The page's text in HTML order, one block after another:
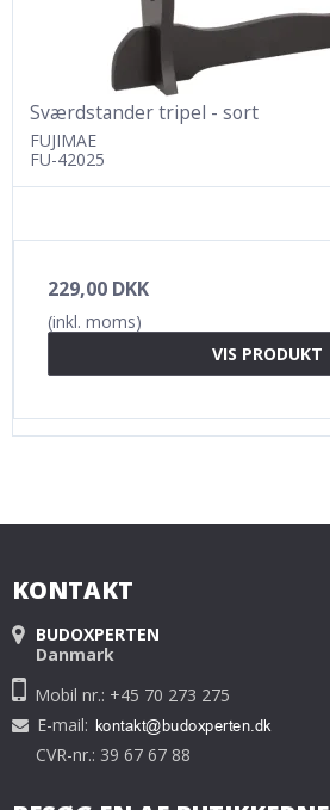
Sværdstander tripel - sort
FUJIMAE
FU-42025
229,00 DKK
(inkl. moms)
VIS PRODUKT
KONTAKT
BUDOXPERTEN
Danmark
Mobil nr.: +45 70 273 275
E-mail:
CVR-nr.: 39 67 67 88